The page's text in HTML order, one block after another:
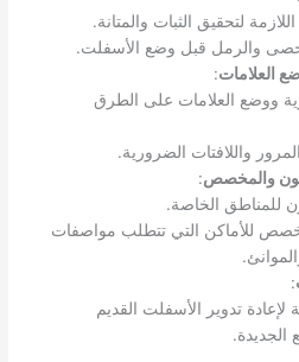
لتحقيق الثبات والمتانة.
والرمل قبل وضع الأسفلت.
العلامات:
ووضع العلامات على الطرق
واللافتات الضرورية.
والمخصص:
للمناطق الخاصة.
للأماكن التي تتطلب مواصفات
:
لإعادة تدوير الأسفلت القديم
الجديدة.